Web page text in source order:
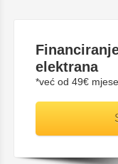
elektrana
*već od 49€